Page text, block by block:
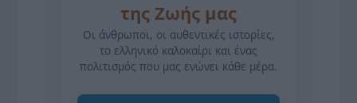
της Ζωής μας
Οι άνθρωποι, οι αυθεντικές ιστορίες,
το ελληνικό καλοκαίρι και ένας
πολιτισμός που μας ενώνει κάθε μέρα.